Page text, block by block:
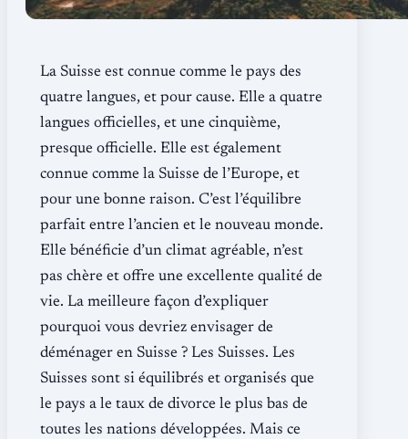
La Suisse est connue comme le pays des
quatre langues, et pour cause. Elle a quatre
langues officielles, et une cinquième,
presque officielle. Elle est également
connue comme la Suisse de l’Europe, et
pour une bonne raison. C’est l’équilibre
parfait entre l’ancien et le nouveau monde.
Elle bénéficie d’un climat agréable, n’est
pas chère et offre une excellente qualité de
vie. La meilleure façon d’expliquer
pourquoi vous devriez envisager de
déménager en Suisse ? Les Suisses. Les
Suisses sont si équilibrés et organisés que
le pays a le taux de divorce le plus bas de
toutes les nations développées. Mais ce